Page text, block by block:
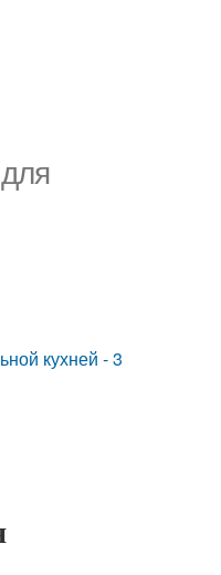
кухней - 3